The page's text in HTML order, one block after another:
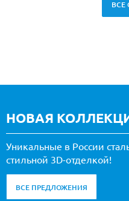
ВСЕ
НОВАЯ
Уникальные в России
стильной 3D-отделкой!
ВСЕ ПРЕДЛОЖЕНИЯ